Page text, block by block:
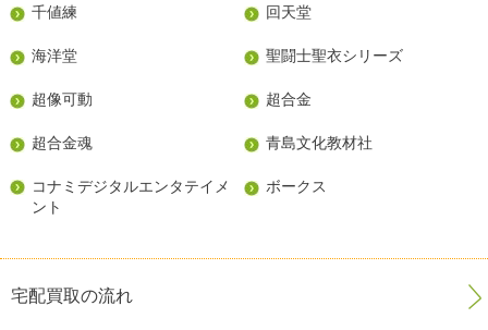
千値練 回天堂
海洋堂 聖闘士聖衣シリーズ
超像可動 超合金
超合金魂 青島文化教材社
コナミデジタルエンタテイメ
ント
ボークス
宅配買取の流れ